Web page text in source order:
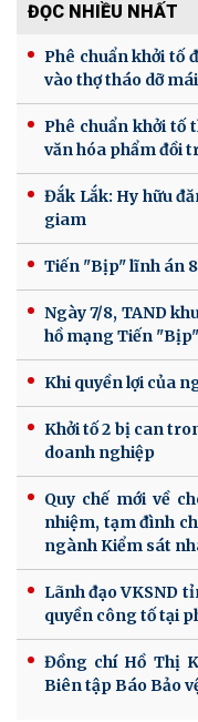
ĐỌC NHIỀU NHẤT
Phê chuẩn khởi tố
vào thợ tháo dỡ
Phê chuẩn khởi tố
văn hóa phẩm đồi
Đắk Lắk: Hy hữu
giam
Tiến "Bịp" lĩnh án
Ngày 7/8, TAND
hồ mạng Tiến "Bịp"
Khi quyền lợi của
Khởi tố 2 bị can
doanh nghiệp
Quy chế mới về
nhiệm, tạm đình
ngành Kiểm sát
Lãnh đạo VKSND
quyền công tố tại
Đồng chí Hồ Thị
Biên tập Báo Bảo